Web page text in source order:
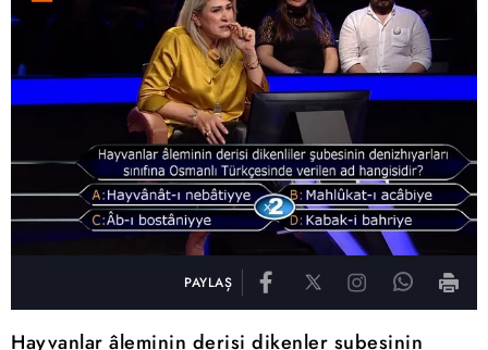
PAYLAŞ
Hayvanlar âleminin derisi dikenler şubesinin